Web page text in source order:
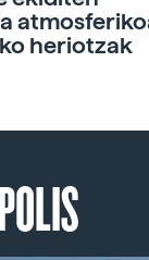
heriotzak